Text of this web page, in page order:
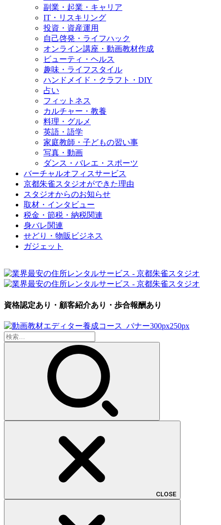
副業・起業・キャリア
IT・リスキリング
投資・資産運用
自己啓発・ライフハック
オンライン講座・動画教材作成
ビューティ・ヘルス
趣味・ライフスタイル
ハンドメイド・クラフト・DIY
占い
フィットネス
カルチャー・教養
料理・グルメ
英語・語学
家庭教師・子どもの習い事
写真・動画
ダンス・バレエ・スポーツ
バーチャルオフィスサービス
京都朱雀スタジオができた理由
スタジオからのお知らせ
取材・インタビュー
税金・節税・納税関連
身バレ関連
せどり・物販ビジネス
ガジェット
資格認定あり・顧客紹介あり・歩合報酬あり
検
索:
CLOSE